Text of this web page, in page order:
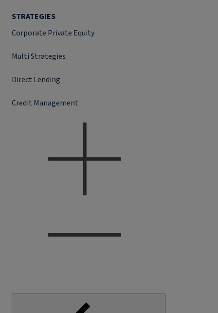
STRATEGIES
Corporate Private Equity
Multi Strategies
Direct Lending
Credit Management